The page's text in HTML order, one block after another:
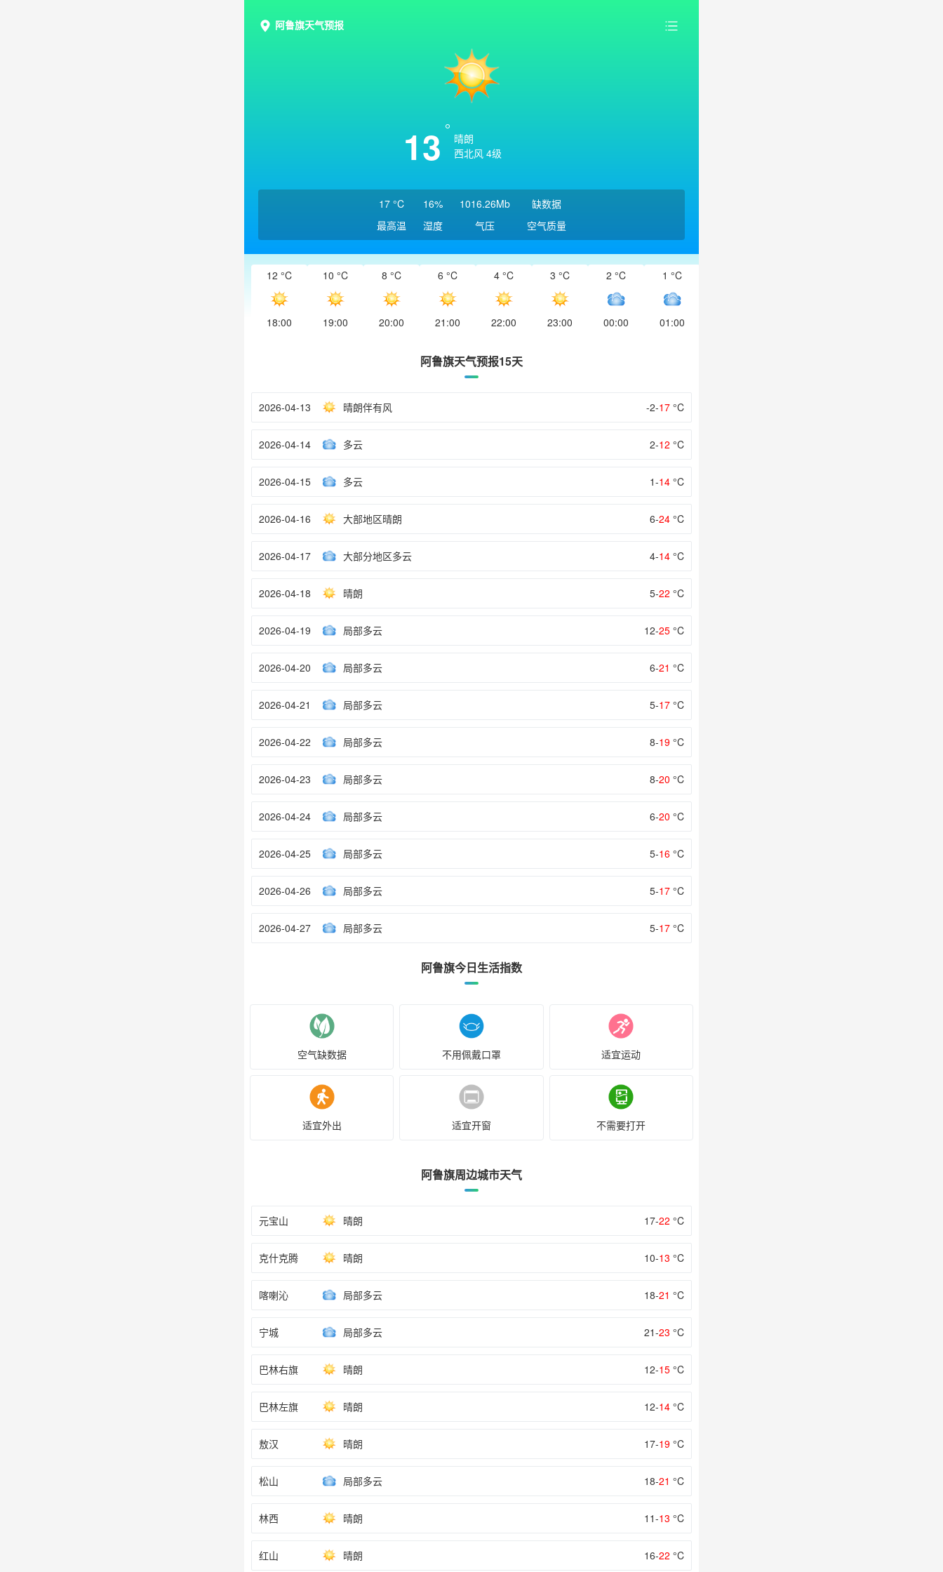
阿鲁旗天气预报
13
晴朗
西北风 4级
17 °C
最高温
16%
湿度
1016.26Mb
气压
缺数据
空气质量
12 °C
18:00
10 °C
19:00
8 °C
20:00
6 °C
21:00
4 °C
22:00
3 °C
23:00
2 °C
00:00
1 °C
01:00
阿鲁旗天气预报15天
2026-04-13 晴朗伴有风 -2-17 °C
2026-04-14 多云 2-12 °C
2026-04-15 多云 1-14 °C
2026-04-16 大部地区晴朗 6-24 °C
2026-04-17 大部分地区多云 4-14 °C
2026-04-18 晴朗 5-22 °C
2026-04-19 局部多云 12-25 °C
2026-04-20 局部多云 6-21 °C
2026-04-21 局部多云 5-17 °C
2026-04-22 局部多云 8-19 °C
2026-04-23 局部多云 8-20 °C
2026-04-24 局部多云 6-20 °C
2026-04-25 局部多云 5-16 °C
2026-04-26 局部多云 5-17 °C
2026-04-27 局部多云 5-17 °C
阿鲁旗今日生活指数
空气缺数据 不用佩戴口罩 适宜运动
适宜外出 适宜开窗 不需要打开
阿鲁旗周边城市天气
元宝山 晴朗 17-22 °C
克什克腾 晴朗 10-13 °C
喀喇沁 局部多云 18-21 °C
宁城 局部多云 21-23 °C
巴林右旗 晴朗 12-15 °C
巴林左旗 晴朗 12-14 °C
敖汉 晴朗 17-19 °C
松山 局部多云 18-21 °C
林西 晴朗 11-13 °C
红山 晴朗 16-22 °C